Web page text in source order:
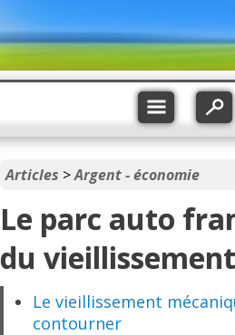
Articles >Argent - économie
Le parc auto
du
Le vieillissement
contourner